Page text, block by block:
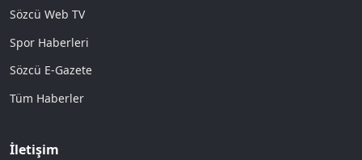
Sözcü Web TV
Spor Haberleri
Sözcü E-Gazete
Tüm Haberler
İletişim